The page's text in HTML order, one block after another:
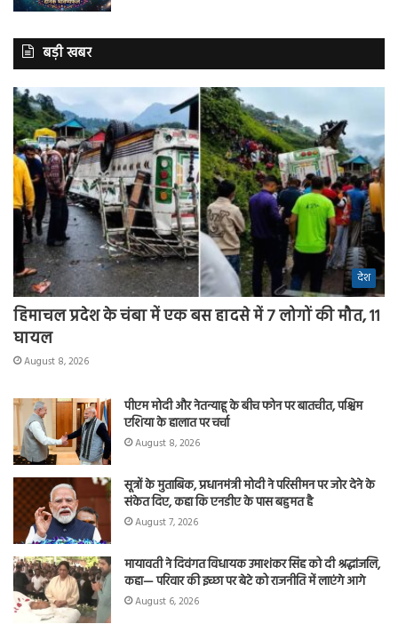
बड़ी खबर
देश
हिमाचल प्रदेश के चंबा में एक बस हादसे में 7 लोगों की मौत, 11
घायल
August 8, 2026
पीएम मोदी और नेतन्याहू के बीच फोन पर बातचीत, पश्चिम
एशिया के हालात पर चर्चा
August 8, 2026
सूत्रों के मुताबिक, प्रधानमंत्री मोदी ने परिसीमन पर जोर देने के
संकेत दिए, कहा कि एनडीए के पास बहुमत है
August 7, 2026
मायावती ने दिवंगत विधायक उमाशंकर सिंह को दी श्रद्धांजलि,
कहा— परिवार की इच्छा पर बेटे को राजनीति में लाएंगे आगे
August 6, 2026